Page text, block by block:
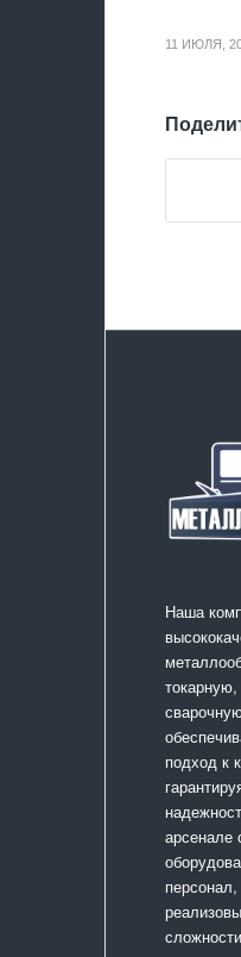
11 ИЮЛЯ,
Наша
подход к
арсенале